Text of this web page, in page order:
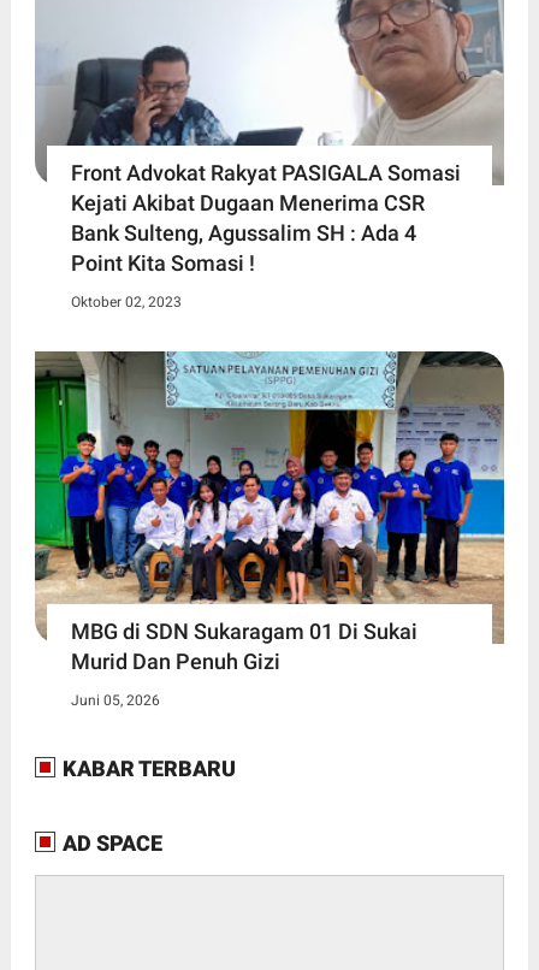
Front Advokat Rakyat PASIGALA Somasi
Kejati Akibat Dugaan Menerima CSR
Bank Sulteng, Agussalim SH : Ada 4
Point Kita Somasi !
Oktober 02, 2023
MBG di SDN Sukaragam 01 Di Sukai
Murid Dan Penuh Gizi
Juni 05, 2026
KABAR TERBARU
AD SPACE